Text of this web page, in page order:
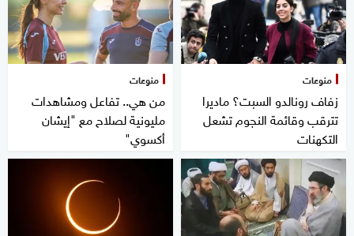
منوعات
زفاف رونالدو السبت؟ ماديرا
تترقب وقائمة النجوم تشعل
التكهنات
منوعات
من هي.. تفاعل ومشاهدات
مليونية لصلاح مع "إيشان
أكسوي"